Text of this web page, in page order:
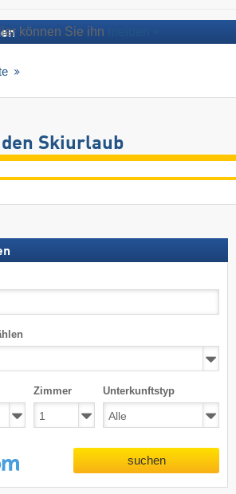
können Sie ihn
Skiurlaub
Zimmer Unterkunftstyp
suchen